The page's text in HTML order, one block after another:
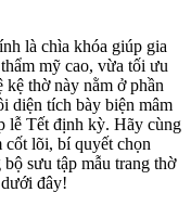
là chìa khóa giúp gia
mỹ cao, vừa tối ưu
thờ này nằm ở phần
diện tích bày biện mâm
lễ Tết định kỳ. Hãy cùng
lõi, bí quyết chọn
sưu tập mẫu trang thờ
đây!